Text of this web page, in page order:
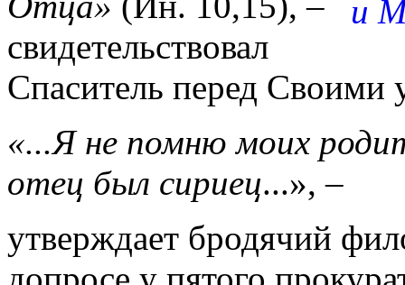
свидетельствовал
Спаситель перед Своими
«...Я не помню моих
отец был сириец...», –
утверждает бродячий